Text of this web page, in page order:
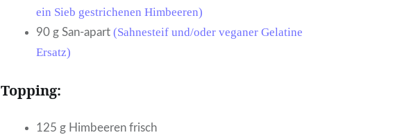
ein Sieb gestrichenen Himbeeren)
90 g San-apart(Sahnesteif und/oder veganer Gelatine
Ersatz)
Topping:
125 g Himbeeren frisch